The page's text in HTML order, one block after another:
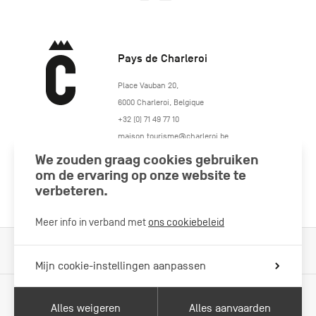
Pays de Charleroi
https://www.paysdecharleroi.be/
Place Vauban 20,
6000 Charleroi, Belgique
+32 (0) 71 49 77 10
maison.tourisme@charleroi.be
Volg ons
Met de steun van
We zouden graag cookies gebruiken
om de ervaring op onze website te
verbeteren.
Meer info in verband met ons cookiebeleid
Mijn cookie-instellingen aanpassen
Alles weigeren Alles aanvaarden